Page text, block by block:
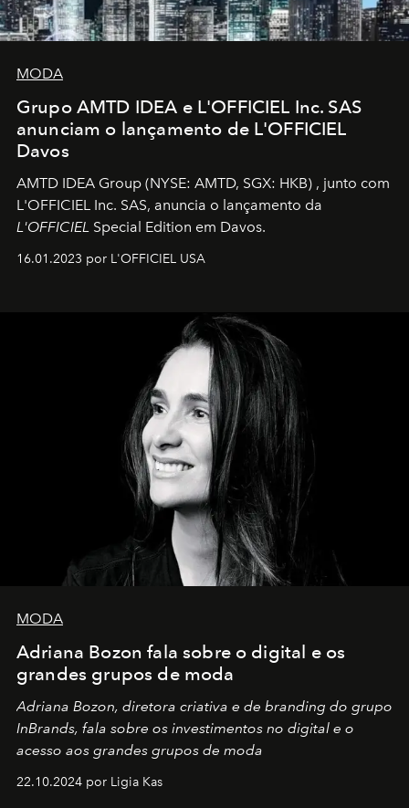
MODA
Grupo AMTD IDEA e L'OFFICIEL Inc. SAS
anunciam o lançamento de L'OFFICIEL
Davos
AMTD IDEA Group (NYSE: AMTD, SGX: HKB) , junto com
L'OFFICIEL Inc. SAS, anuncia o lançamento da
L'OFFICIEL Special Edition em Davos.
16.01.2023 por L'OFFICIEL USA
MODA
Adriana Bozon fala sobre o digital e os
grandes grupos de moda
Adriana Bozon, diretora criativa e de branding do grupo
InBrands, fala sobre os investimentos no digital e o
acesso aos grandes grupos de moda
22.10.2024 por Ligia Kas